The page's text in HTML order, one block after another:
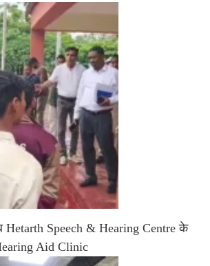
Speech & Hearing Centre के
Aid Clinic